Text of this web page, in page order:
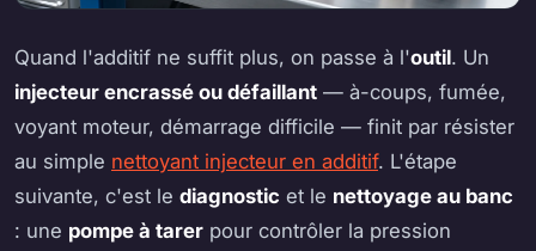
Quand l'additif ne suffit plus, on passe à l'outil. Un
injecteur encrassé ou défaillant — à-coups, fumée,
voyant moteur, démarrage difficile — finit par résister
au simple nettoyant injecteur en additif. L'étape
suivante, c'est le diagnostic et le nettoyage au banc
: une pompe à tarer pour contrôler la pression